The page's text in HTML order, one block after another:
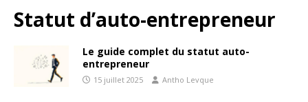
Statut d’auto-entrepreneur
Le guide complet du statut auto-
entrepreneur
15 juillet 2025 Antho Levque